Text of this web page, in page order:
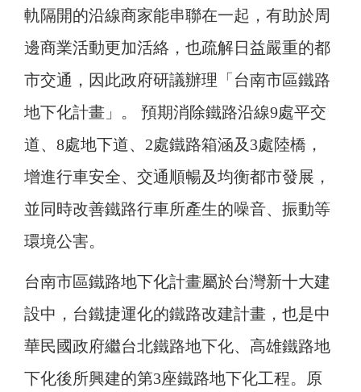
軌隔開的沿線商家能串聯在一起，有助於周
邊商業活動更加活絡，也疏解日益嚴重的都
市交通，因此政府研議辦理「台南市區鐵路
地下化計畫」。 預期消除鐵路沿線9處平交
道、8處地下道、2處鐵路箱涵及3處陸橋，
增進行車安全、交通順暢及均衡都市發展，
並同時改善鐵路行車所產生的噪音、振動等
環境公害。
台南市區鐵路地下化計畫屬於台灣新十大建
設中，台鐵捷運化的鐵路改建計畫，也是中
華民國政府繼台北鐵路地下化、高雄鐵路地
下化後所興建的第3座鐵路地下化工程。原